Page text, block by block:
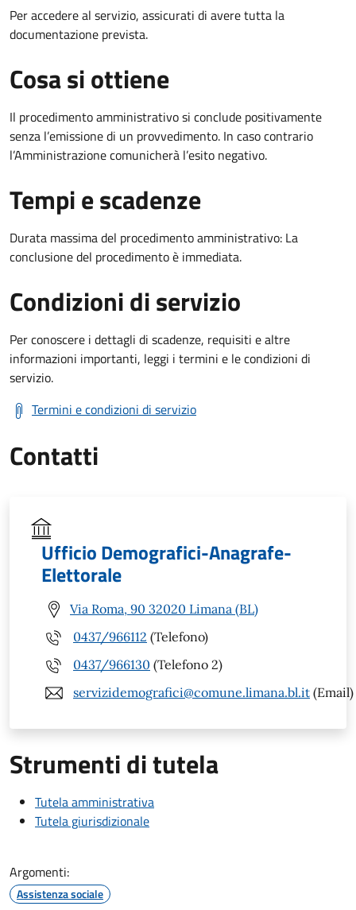
Per accedere al servizio, assicurati di avere tutta la
documentazione prevista.
Cosa si ottiene
Il procedimento amministrativo si conclude positivamente
senza l’emissione di un provvedimento. In caso contrario
l’Amministrazione comunicherà l’esito negativo.
Tempi e scadenze
Durata massima del procedimento amministrativo: La
conclusione del procedimento è immediata.
Condizioni di servizio
Per conoscere i dettagli di scadenze, requisiti e altre
informazioni importanti, leggi i termini e le condizioni di
servizio.
Termini e condizioni di servizio
Contatti
Ufficio Demografici-Anagrafe-
Elettorale
Via Roma, 90 32020 Limana (BL)
0437/966112 (Telefono)
0437/966130 (Telefono 2)
servizidemografici@comune.limana.bl.it (Email)
Strumenti di tutela
Tutela amministrativa
Tutela giurisdizionale
Argomenti:
Assistenza sociale